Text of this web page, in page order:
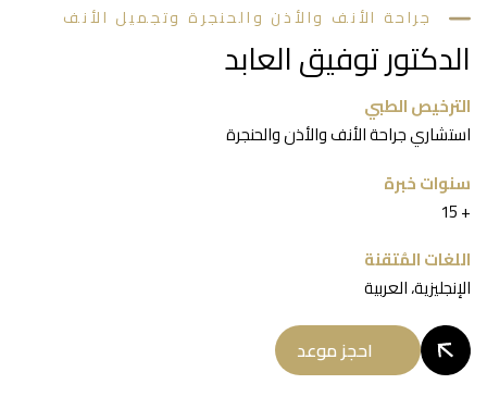
جراحة الأنف والأذن والحنجرة وتجميل الأنف
الدكتور توفيق العابد
الترخيص الطبي
استشاري جراحة الأنف والأذن والحنجرة
سنوات خبرة
‎15 +‎
اللغات المُتقنة
الإنجليزية، العربية
احجز موعد